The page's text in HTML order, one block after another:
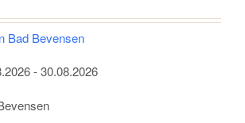
Bad Bevensen
- 30.08.2026